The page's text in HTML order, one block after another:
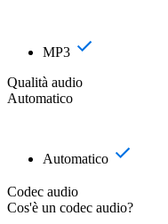
MP3
Qualità audio
Automatico
Automatico
Codec audio
Cos'è un codec audio?